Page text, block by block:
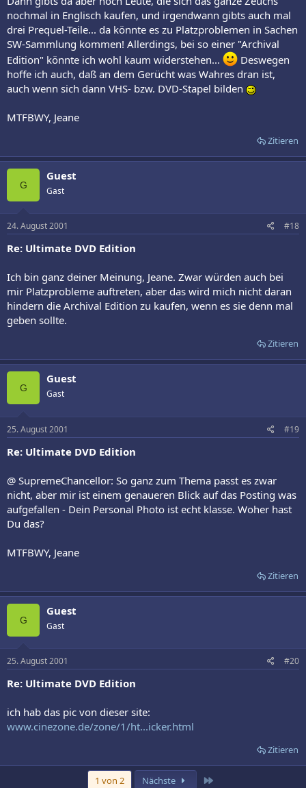
nochmal in Englisch kaufen, und irgendwann gibts auch mal
drei Prequel-Teile... da könnte es zu Platzproblemen in Sachen
SW-Sammlung kommen! Allerdings, bei so einer "Archival
Edition" könnte ich wohl kaum widerstehen...
Deswegen
hoffe ich auch, daß an dem Gerücht was Wahres dran ist,
auch wenn sich dann VHS- bzw. DVD-Stapel bilden
MTFBWY, Jeane
Zitieren
G
Guest
Gast
24. August 2001 #18
Re: Ultimate DVD Edition
Ich bin ganz deiner Meinung, Jeane. Zwar würden auch bei
mir Platzprobleme auftreten, aber das wird mich nicht daran
hindern die Archival Edition zu kaufen, wenn es sie denn mal
geben sollte.
Zitieren
G
Guest
Gast
25. August 2001 #19
Re: Ultimate DVD Edition
@ SupremeChancellor: So ganz zum Thema passt es zwar
nicht, aber mir ist einem genaueren Blick auf das Posting was
aufgefallen - Dein Personal Photo ist echt klasse. Woher hast
Du das?
MTFBWY, Jeane
Zitieren
G
Guest
Gast
25. August 2001 #20
Re: Ultimate DVD Edition
ich hab das pic von dieser site:
www.cinezone.de/zone/1/ht...icker.html
Zitieren
1 von 2 Nächste